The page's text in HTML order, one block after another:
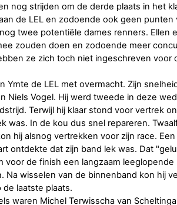
nog strijden om de derde plaats in het
de LEL en zodoende ook geen punten
twee potentiële dames renners. Ellen
zouden doen en zodoende meer
ze zich toch niet ingeschreven voor
Ymte de LEL met overmacht. Zijn
Niels Vogel. Hij werd tweede in deze
Terwijl hij klaar stond voor vertrek
was. In de kou dus snel repareren.
hij alsnog vertrekken voor zijn race.
ontdekte dat zijn band lek was. Dat
voor de finish een langzaam
Na wisselen van de binnenband kon hij
laatste plaats.
waren Michel Terwisscha van